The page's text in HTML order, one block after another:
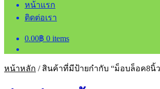
หน้าแรก
ติดต่อเรา
0.00฿ 0 items
หน้าหลัก / สินค้าที่มีป้ายกำกับ “ม็อบล็อค8นิ้